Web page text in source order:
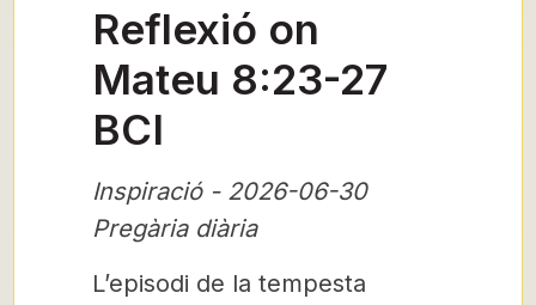
Reflexió on
Mateu 8:23-27
BCI
Inspiració - 2026-06-30
Pregària diària
L’episodi de la tempesta